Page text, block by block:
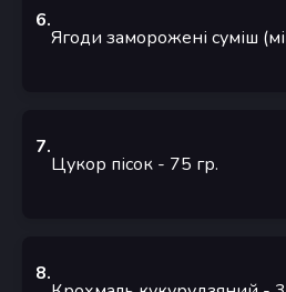
6.
Ягоди заморожені суміш
7.
Цукор пісок - 75 гр.
8.